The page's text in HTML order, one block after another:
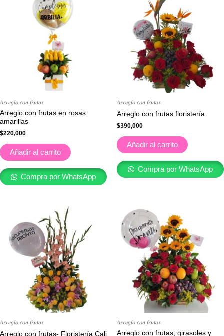
𝐴𝑟𝑟𝑒𝑔𝑙𝑜 𝑐𝑜𝑛 𝑓𝑟𝑢𝑡𝑎𝑠
Arreglo con frutas en rosas
amarillas
$220,000
Añadir al carrito
Compra por WhatsApp
𝐴𝑟𝑟𝑒𝑔𝑙𝑜 𝑐𝑜𝑛 𝑓𝑟𝑢𝑡𝑎𝑠
Arreglo con frutas floristería
$390,000
Añadir al carrito
Compra por WhatsApp
𝐴𝑟𝑟𝑒𝑔𝑙𝑜 𝑐𝑜𝑛 𝑓𝑟𝑢𝑡𝑎𝑠
Arreglo con frutas- Floristería Cali
𝐴𝑟𝑟𝑒𝑔𝑙𝑜 𝑐𝑜𝑛 𝑓𝑟𝑢𝑡𝑎𝑠
Arreglo con frutas, girasoles y